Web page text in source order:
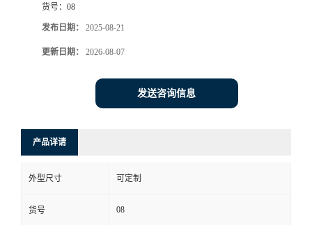
货号： 08
发布日期： 2025-08-21
更新日期： 2026-08-07
发送咨询信息
产品详请
外型尺寸 可定制
货号 08